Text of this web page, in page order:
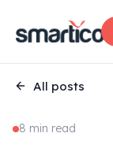
All posts
8 min read